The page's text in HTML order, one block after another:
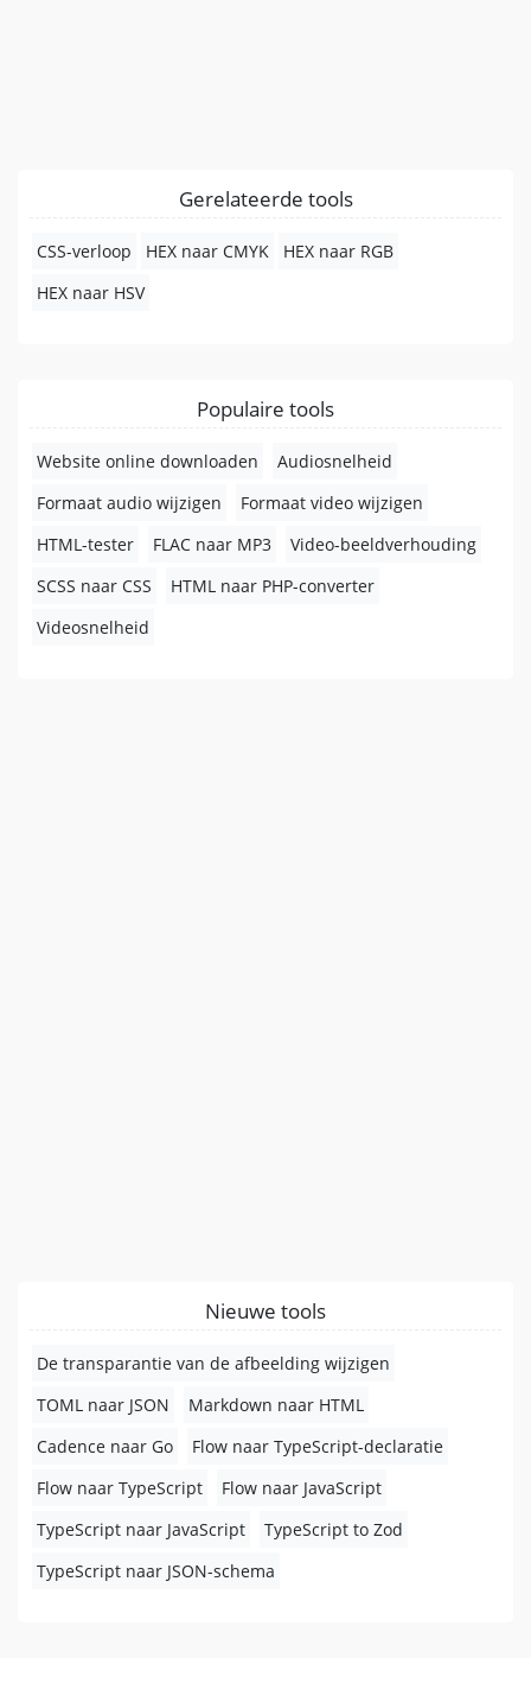
Gerelateerde tools
CSS-verloop HEX naar CMYK
HEX naar RGB
HEX naar HSV
Populaire tools
Website online downloaden
Audiosnelheid
Formaat audio wijzigen
Formaat video wijzigen
HTML-tester
FLAC naar MP3
Video-beeldverhouding
SCSS naar CSS
HTML naar PHP-converter
Videosnelheid
Nieuwe tools
De transparantie van de afbeelding wijzigen
TOML naar JSON
Markdown naar HTML
Cadence naar Go
Flow naar TypeScript-declaratie
Flow naar TypeScript
Flow naar JavaScript
TypeScript naar JavaScript
TypeScript to Zod
TypeScript naar JSON-schema